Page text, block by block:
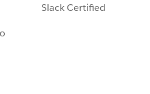
Slack Certified